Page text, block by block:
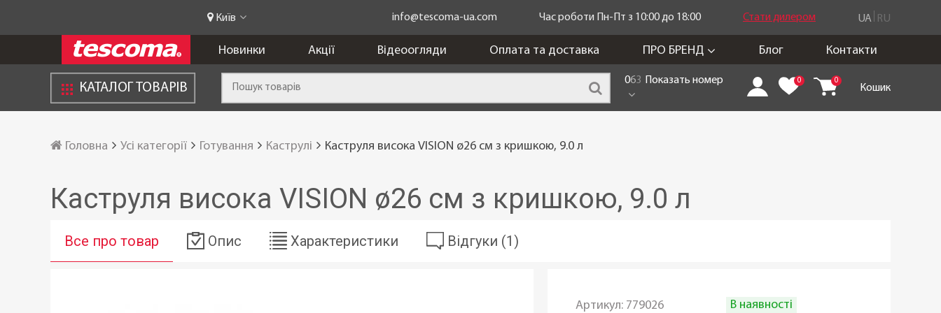
Київ info@tescoma-ua.com Час роботи Пн-Пт з 10:00 до 18:00 Стати дилером UA RU
Новинки Акції Відеоогляди Оплата та доставка ПРО БРЕНД Блог Контакти
КАТАЛОГ ТОВАРІВ
063 Показать номер 0 0
Кошик
Головна Усі категорії Готування Каструлі Каструля висока VISION ø26 см з кришкою, 9.0 л
Каструля висока VISION ø26 см з кришкою, 9.0 л
Все про товар Опис Характеристики Відгуки (1)
Артикул: 779026 В наявності